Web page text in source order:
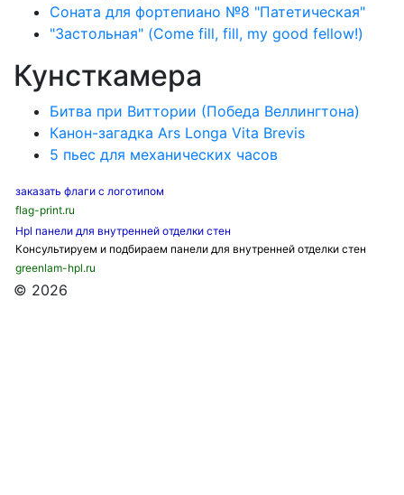
Соната для фортепиано №8 "Патетическая"
"Застольная" (Come fill, fill, my good fellow!)
Кунсткамера
Битва при Виттории (Победа Веллингтона)
Канон-загадка Ars Longa Vita Brevis
5 пьес для механических часов
заказать флаги с логотипом
flag-print.ru
Hpl панели для внутренней отделки стен
Консультируем и подбираем панели для внутренней отделки стен
greenlam-hpl.ru
© 2026